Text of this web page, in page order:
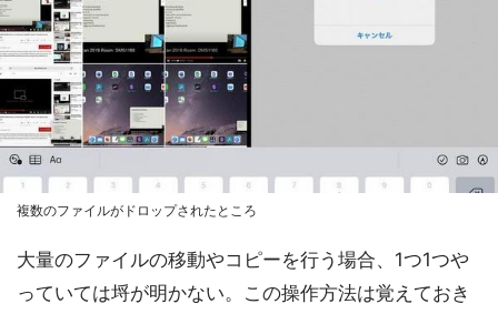
複数のファイルがドロップされたところ
大量のファイルの移動やコピーを行う場合、1つ1つや
っていては埒が明かない。この操作方法は覚えておき